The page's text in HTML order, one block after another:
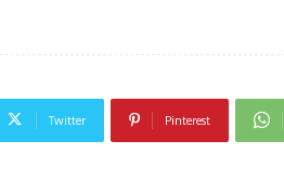
Twitter Pinterest